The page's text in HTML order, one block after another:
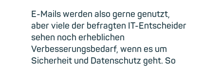
E-Mails werden also gerne genutzt,
aber viele der befragten IT-Entscheider
sehen noch erheblichen
Verbesserungsbedarf, wenn es um
Sicherheit und Datenschutz geht. So